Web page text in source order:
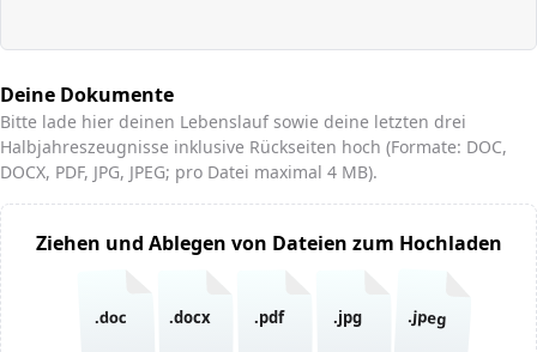
Deine Dokumente
Bitte lade hier deinen Lebenslauf sowie deine letzten drei
Halbjahreszeugnisse inklusive Rückseiten hoch (Formate: DOC,
DOCX, PDF, JPG, JPEG; pro Datei maximal 4 MB).
Ziehen und Ablegen von Dateien zum Hochladen
.doc .docx .pdf .jpg .jpeg